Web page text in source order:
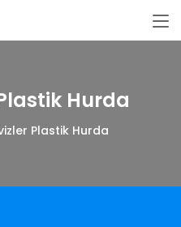
Hurda
Plastik Hurda